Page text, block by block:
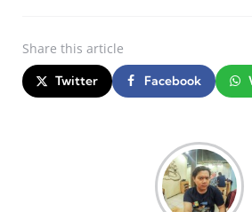
Share this article
Twitter Facebook